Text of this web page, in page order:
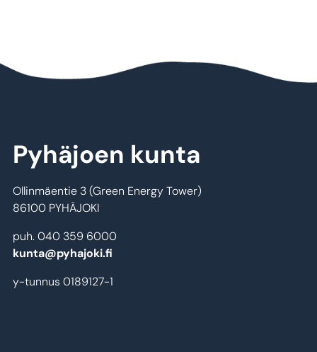
Pyhäjoen kunta
Ollinmäentie 3 (Green Energy Tower)
86100 PYHÄJOKI
puh. 040 359 6000
kunta@pyhajoki.fi
y-tunnus 0189127-1